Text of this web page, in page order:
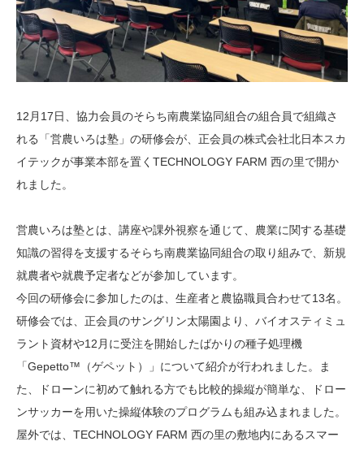
12月17日、協力会員のそらち南農業協同組合の組合員で組織さ
れる「営農いろは塾」の研修会が、正会員の株式会社北日本スカ
イテックが事業本部を置くTECHNOLOGY FARM 西の里で開か
れました。
営農いろは塾とは、講座や課外視察を通じて、農業に関する基礎
知識の習得を支援するそらち南農業協同組合の取り組みで、新規
就農者や就農予定者などが参加しています。
今回の研修会に参加したのは、生産者と農協職員合わせて13名。
研修会では、正会員のサングリン太陽園より、バイオスティミュ
ラント資材や12月に受注を開始したばかりの種子処理機
「Gepetto™（ゲペット）」について紹介が行われました。ま
た、ドローンに初めて触れる方でも比較的操縦が簡単な、ドロー
ンサッカーを用いた操縦体験のプログラムも組み込まれました。
屋外では、TECHNOLOGY FARM 西の里の敷地内にあるスマー